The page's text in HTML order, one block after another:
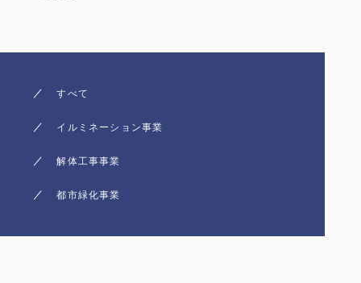
すべて
イルミネーション事業
解体工事事業
都市緑化事業